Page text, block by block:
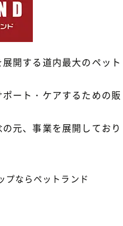
開する道内最大のペット
ート・ケアするための販
元、事業を展開しており
プならペットランド